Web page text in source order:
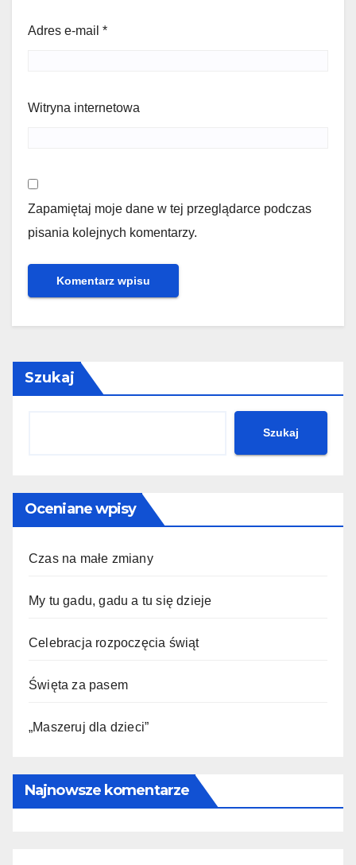
Adres e-mail *
Witryna internetowa
Zapamiętaj moje dane w tej przeglądarce podczas
pisania kolejnych komentarzy.
Szukaj
Szukaj
Oceniane wpisy
Czas na małe zmiany
My tu gadu, gadu a tu się dzieje
Celebracja rozpoczęcia świąt
Święta za pasem
„Maszeruj dla dzieci”
Najnowsze komentarze